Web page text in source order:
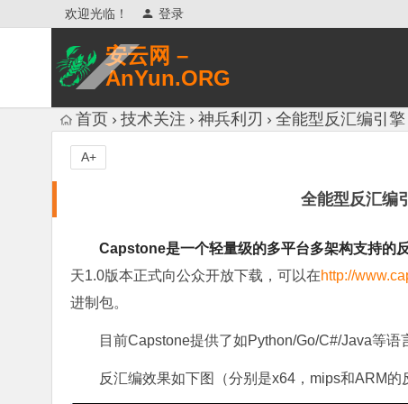
欢迎光临！ 登录
安云网 –
AnYun.ORG
网络安全研究、网络各种猎奇八卦。
首页 技术关注 神兵利刃 全能型反汇编引
全能型反汇编
A+
Capstone是一个轻量级的多平台多架构支持的反
天1.0版本正式向公众开放下载，可以在http://
进制包。
目前Capstone提供了如Python/Go/C#/Java等语
反汇编效果如下图（分别是x64，mips和ARM的